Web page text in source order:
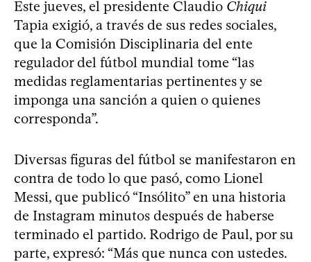
Este jueves, el presidente Claudio Chiqui
Tapia exigió, a través de sus redes sociales,
que la Comisión Disciplinaria del ente
regulador del fútbol mundial tome “las
medidas reglamentarias pertinentes y se
imponga una sanción a quien o quienes
corresponda”.
Diversas figuras del fútbol se manifestaron en
contra de todo lo que pasó, como Lionel
Messi, que publicó “Insólito” en una historia
de Instagram minutos después de haberse
terminado el partido. Rodrigo de Paul, por su
parte, expresó: “Más que nunca con ustedes.